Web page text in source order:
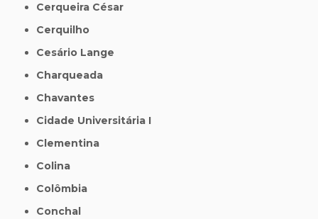
Cerqueira César
Cerquilho
Cesário Lange
Charqueada
Chavantes
Cidade Universitária I
Clementina
Colina
Colômbia
Conchal